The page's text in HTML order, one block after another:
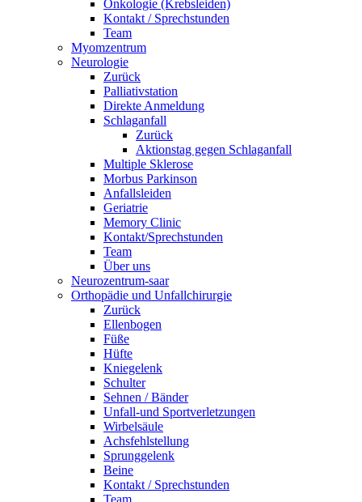
Onkologie (Krebsleiden)
Kontakt / Sprechstunden
Team
Myomzentrum
Neurologie
Zurück
Palliativstation
Direkte Anmeldung
Schlaganfall
Zurück
Aktionstag gegen Schlaganfall
Multiple Sklerose
Morbus Parkinson
Anfallsleiden
Geriatrie
Memory Clinic
Kontakt/Sprechstunden
Team
Über uns
Neurozentrum-saar
Orthopädie und Unfallchirurgie
Zurück
Ellenbogen
Füße
Hüfte
Kniegelenk
Schulter
Sehnen / Bänder
Unfall-und Sportverletzungen
Wirbelsäule
Achsfehlstellung
Sprunggelenk
Beine
Kontakt / Sprechstunden
Team